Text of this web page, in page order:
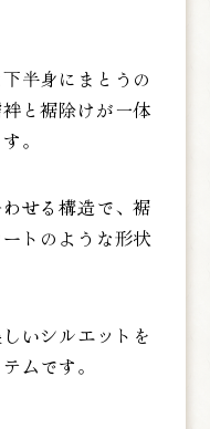
半身にまとうの
と裾除けが一体
。
せる構造で、裾
トのような形状
いシルエットを
ムです。